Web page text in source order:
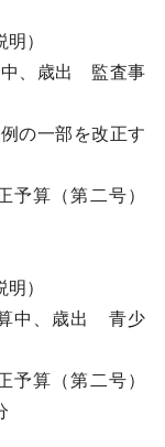
）
中、歳出 監査事
の一部を改正す
予算（第二号）
）
中、歳出 青少
予算（第二号）